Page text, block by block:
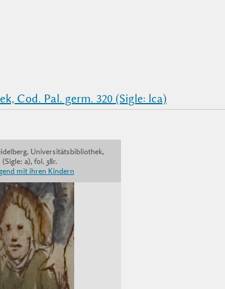
Cod. Pal. germ. 320 (Sigle: lca)
Universitätsbibliothek,
a), fol. 38r.
mit ihren Kindern